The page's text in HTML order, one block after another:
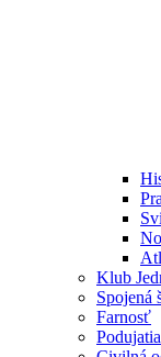
Klub
Spojená
Farnosť
Podujatia